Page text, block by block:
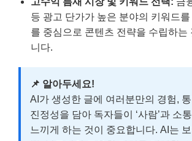
사례 📚
가상의 사례를 통해 2025년 블로그 수익
게 적용될 수 있는지 살펴보겠습니다. ‘
타일’을 주제로 블로그를 운영하는 ‘에